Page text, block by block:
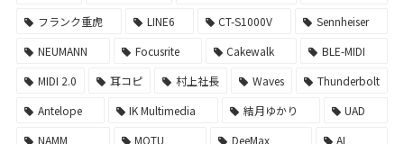
フランク重虎
LINE6 CT-S1000V
Sennheiser
NEUMANN
Focusrite Cakewalk
BLE-MIDI
MIDI 2.0
耳コピ 村上社長 Waves
Thunderbolt
Antelope
IK Multimedia 結月ゆかり
UAD
NAMM
MOTU DeeMax AI